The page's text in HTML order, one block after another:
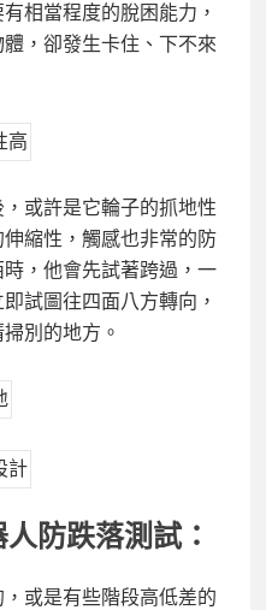
相當程度的脫困能力，
，卻發生卡住、下不來
或許是它輪子的抓地性
縮性，觸感也非常的防
，他會先試著跨過，一
試圖往四面八方轉向，
別的地方。
人防跌落測試：
或是有些階段高低差的